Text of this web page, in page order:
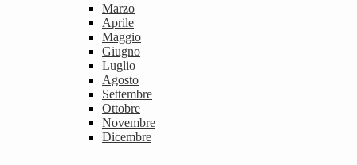
Marzo
Aprile
Maggio
Giugno
Luglio
Agosto
Settembre
Ottobre
Novembre
Dicembre